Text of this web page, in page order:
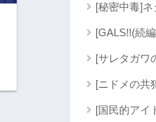
[秘密中毒]ネ
[GALS!!(続
[サレタガワ
[ニドメの共
[国民的アイ